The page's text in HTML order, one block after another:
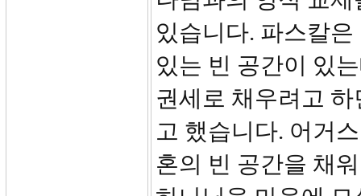
있습니다. 파스칼
있는 빈 공간이 있
권세로 채우려고
고 했습니다. 어거
혼의 빈 공간을 채